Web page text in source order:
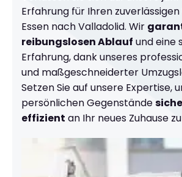
Erfahrung für Ihren
Essen nach Valladolid. Wir
reibungslosen Ablauf und eine
Erfahrung, dank unseres
und maßgeschneiderter
Setzen Sie auf unsere Expertise,
persönlichen Gegenstände
effizient an Ihr neues Zuhause